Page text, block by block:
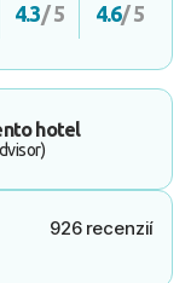
4.3/ 5 4.6/ 5
hotel
926 recenzií